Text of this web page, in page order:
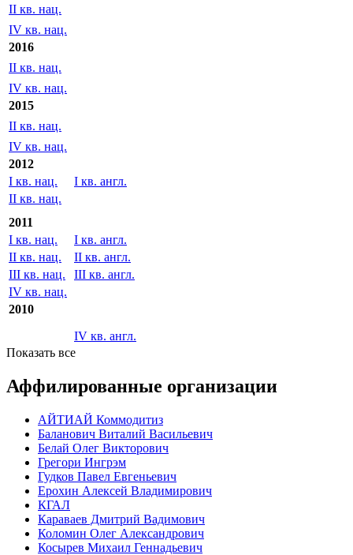
II кв. нац.
IV кв. нац.
2016
II кв. нац.
IV кв. нац.
2015
II кв. нац.
IV кв. нац.
2012
I кв. нац.
I кв. англ.
II кв. нац.
2011
I кв. нац.
I кв. англ.
II кв. нац.
II кв. англ.
III кв. нац.
III кв. англ.
IV кв. нац.
2010
IV кв. англ.
Показать все
Аффилированные организации
АЙТИАЙ Коммодитиз
Баланович Виталий Васильевич
Белай Олег Викторович
Грегори Ингрэм
Гудков Павел Евгеньевич
Ерохин Алексей Владимирович
КГАЛ
Караваев Дмитрий Вадимович
Коломин Олег Александрович
Косырев Михаил Геннадьевич